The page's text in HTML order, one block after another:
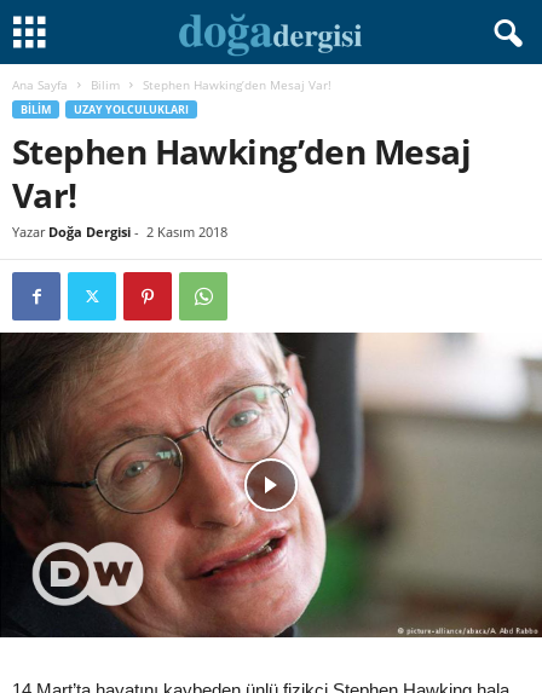
Ana Sayfa Bilim Stephen Hawking’den Mesaj Var!
BILIM UZAY YOLCULUKLARI
Stephen Hawking’den Mesaj
Var!
Yazar Doğa Dergisi - 2 Kasım 2018